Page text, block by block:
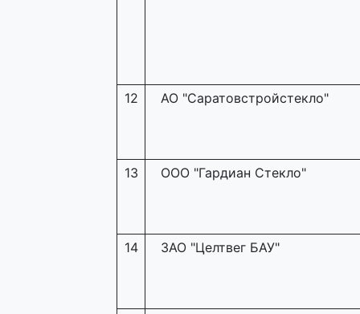
12 АО "Саратовстройстекло"
13 ООО "Гардиан Стекло"
14 ЗАО "Целтвег БАУ"